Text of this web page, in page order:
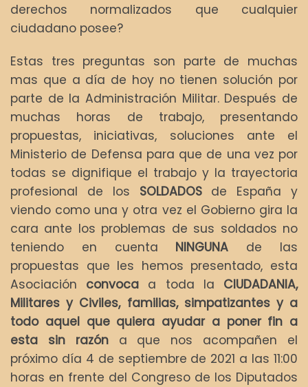
derechos normalizados que cualquier
ciudadano posee?
Estas tres preguntas son parte de muchas
mas que a día de hoy no tienen solución por
parte de la Administración Militar. Después de
muchas horas de trabajo, presentando
propuestas, iniciativas, soluciones ante el
Ministerio de Defensa para que de una vez por
todas se dignifique el trabajo y la trayectoria
profesional de los SOLDADOSde España y
viendo como una y otra vez el Gobierno gira la
cara ante los problemas de sus soldados no
teniendo en cuenta NINGUNA de las
propuestas que les hemos presentado, esta
Asociación convoca a toda la CIUDADANIA,
Militares y Civiles, familias, simpatizantes y a
todo aquel que quiera ayudar a poner fin a
esta sin razóna que nos acompañen el
próximo día 4 de septiembre de 2021 a las 11:00
horas en frente del Congreso de los Diputados